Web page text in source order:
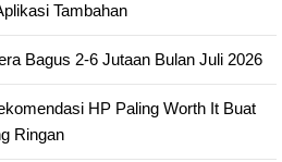
Tambahan
Bagus 2-6 Jutaan Bulan Juli 2026
HP Paling Worth It Buat
Ringan